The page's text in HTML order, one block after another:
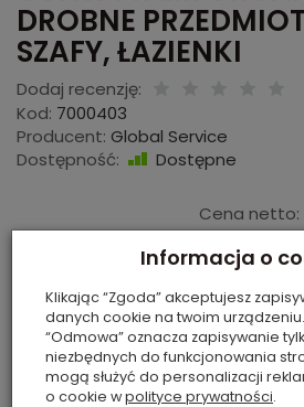
DROBNE
SZAFY, ŁAZIENKI
Dodaj recenzję:
Kod: 7000403
Producent: Global Service
Dostępność:
Dostępne
Cena netto:
KOLOR:
SZEROKOŚĆ:
Informacja o
Klikając “Zgoda” akceptujesz
danych cookie na twoim
“Odmowa” oznacza zapisywanie
niezbędnych do funkcjonowania
mogą służyć do personalizacji
o cookie wpolityce prywatności.